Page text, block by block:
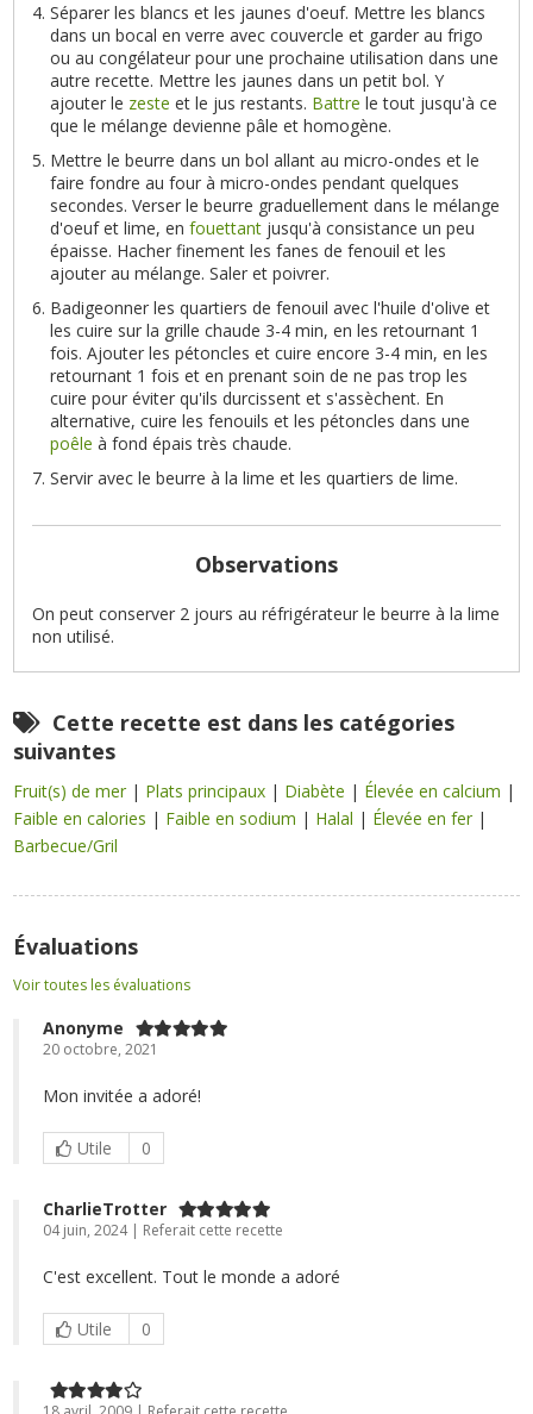
Séparer les blancs et les jaunes d'oeuf. Mettre les blancs
dans un bocal en verre avec couvercle et garder au frigo
ou au congélateur pour une prochaine utilisation dans une
autre recette. Mettre les jaunes dans un petit bol. Y
ajouter le zeste et le jus restants. Battre le tout jusqu'à ce
que le mélange devienne pâle et homogène.
Mettre le beurre dans un bol allant au micro-ondes et le
faire fondre au four à micro-ondes pendant quelques
secondes. Verser le beurre graduellement dans le mélange
d'oeuf et lime, enfouettant jusqu'à consistance un peu
épaisse. Hacher finement les fanes de fenouil et les
ajouter au mélange. Saler et poivrer.
Badigeonner les quartiers de fenouil avec l'huile d'olive et
les cuire sur la grille chaude 3-4 min, en les retournant 1
fois. Ajouter les pétoncles et cuire encore 3-4 min, en les
retournant 1 fois et en prenant soin de ne pas trop les
cuire pour éviter qu'ils durcissent et s'assèchent. En
alternative, cuire les fenouils et les pétoncles dans une
poêle à fond épais très chaude.
Servir avec le beurre à la lime et les quartiers de lime.
Observations
On peut conserver 2 jours au réfrigérateur le beurre à la lime
non utilisé.
Cette recette est dans les catégories
suivantes
Fruit(s) de mer | Plats principaux | Diabète | Élevée en calcium |
Faible en calories | Faible en sodium | Halal | Élevée en fer |
Barbecue/Gril
Évaluations
Voir toutes les évaluations
Anonyme
20 octobre, 2021
Mon invitée a adoré!
Utile 0
CharlieTrotter
04 juin, 2024 | Referait cette recette
C'est excellent. Tout le monde a adoré
Utile 0